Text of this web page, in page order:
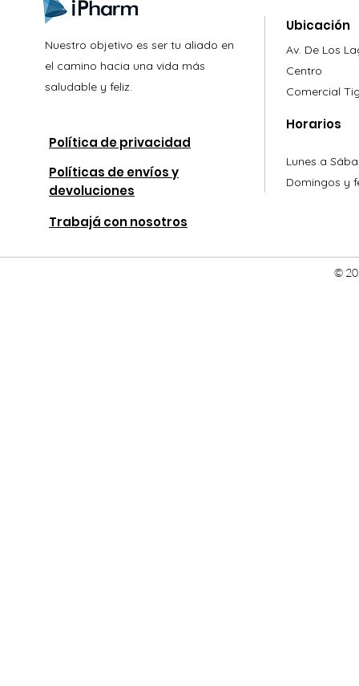
Nuestro objetivo es ser tu aliado en
el camino hacia una vida más
saludable y feliz.
Política de privacidad
Políticas de envíos y
devoluciones
Trabajá con nosotros
Ubicación
Av. De Los
Centro
Comercial
Horarios
Lunes a
Domingos y
©